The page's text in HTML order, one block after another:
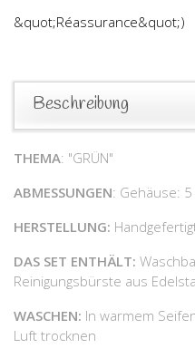
&quot;Réassurance&quot;)
Beschreibung
THEMA: "GRÜN"
ABMESSUNGEN: Gehäuse:
HERSTELLUNG:
DAS SET ENTHÄLT:
Reinigungsbürste aus
WASCHEN: In warmem
Luft trocknen